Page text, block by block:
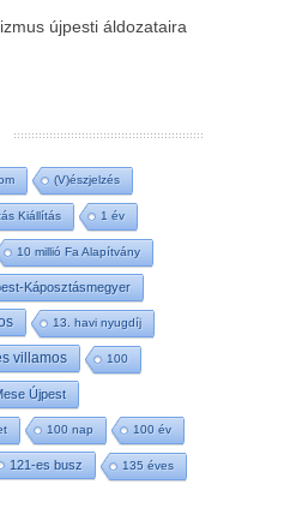
újpesti áldozataira
(V)észjelzés
Kiállítás 1 év
10 millió Fa Alapítvány
Káposztásmegyer
13. havi nyugdíj
villamos 100
Újpest
100 nap 100 év
121-es busz 135 éves